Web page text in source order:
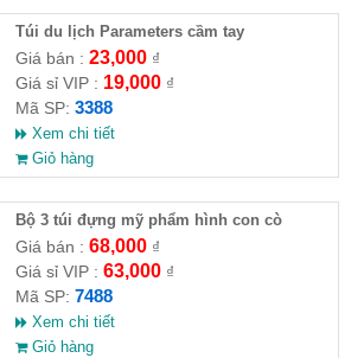
Túi du lịch Parameters cầm tay
Giá bán : 23,000₫
Giá sỉ VIP : 19,000₫
Mã SP: 3388
Xem chi tiết
Giỏ hàng
Bộ 3 túi đựng mỹ phẩm hình con cò
Giá bán : 68,000₫
Giá sỉ VIP : 63,000₫
Mã SP: 7488
Xem chi tiết
Giỏ hàng